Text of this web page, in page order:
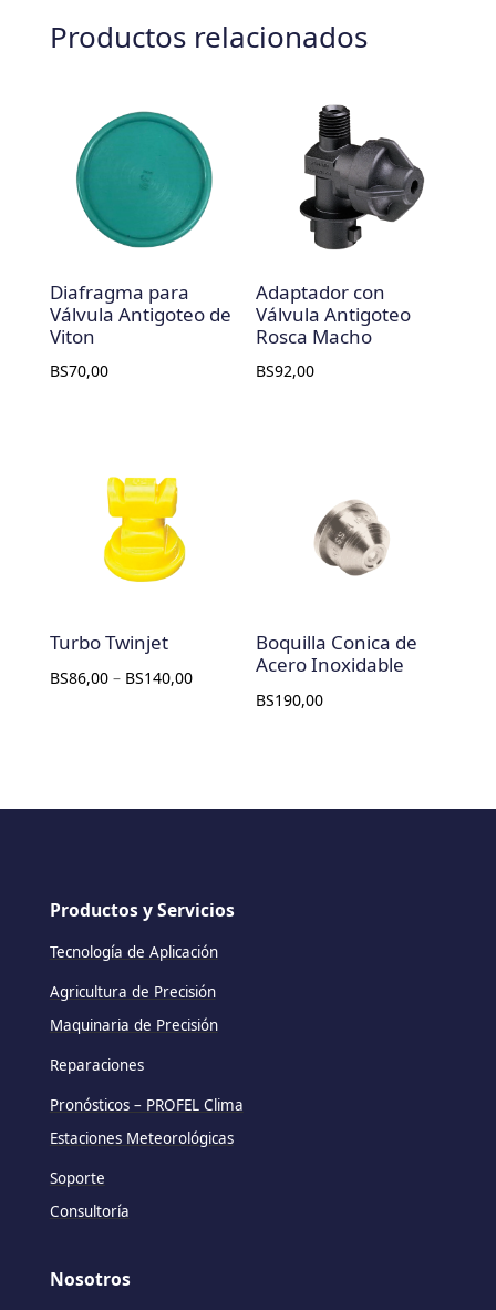
Productos relacionados
Diafragma para
Válvula Antigoteo de
Viton
BS70,00
Adaptador con
Válvula Antigoteo
Rosca Macho
BS92,00
Turbo Twinjet
BS86,00– BS140,00
Boquilla Conica de
Acero Inoxidable
BS190,00
Productos y Servicios
Tecnología de Aplicación
Agricultura de Precisión
Maquinaria de Precisión
Reparaciones
Pronósticos – PROFEL Clima
Estaciones Meteorológicas
Soporte
Consultoría
Nosotros